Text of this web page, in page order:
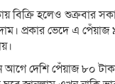
বিক্রি হলেও শুক্রবার
প্রকার ভেদে এ
আগে দেশি পেঁয়াজ ৮০